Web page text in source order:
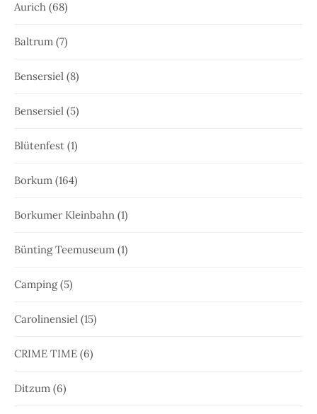
Aurich (68)
Baltrum (7)
Bensersiel (8)
Bensersiel (5)
Blütenfest (1)
Borkum (164)
Borkumer Kleinbahn (1)
Bünting Teemuseum (1)
Camping(5)
Carolinensiel (15)
CRIME TIME (6)
Ditzum (6)